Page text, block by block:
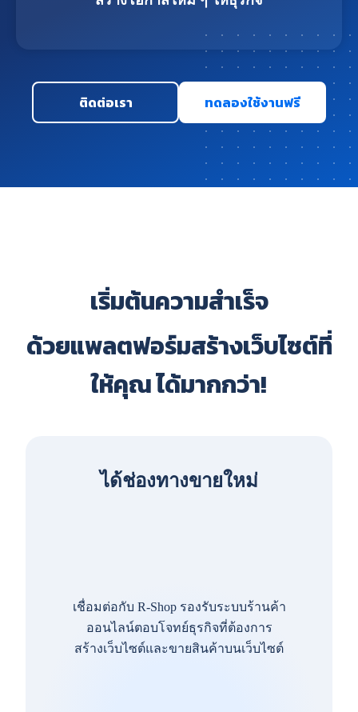
ติดต่อเรา ทดลองใช้งานฟรี
เริ่มต้นความสำเร็จ
ด้วยแพลตฟอร์มสร้างเว็บไซต์ที่
ให้คุณ ได้มากกว่า!
ได้ช่องทางขายใหม่
เชื่อมต่อกับ R-Shop รองรับระบบร้านค้า
ออนไลน์ตอบโจทย์ธุรกิจที่ต้องการ
สร้างเว็บไซต์และขายสินค้าบนเว็บไซต์